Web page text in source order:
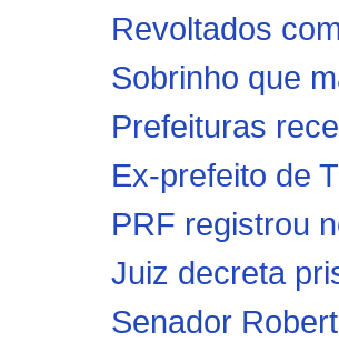
Revoltados
Sobrinho que
Prefeituras
Ex-prefeito de
PRF registrou
Juiz decreta
Senador